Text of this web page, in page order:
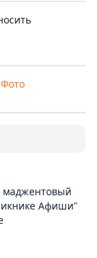
маджентовый
Афиши"